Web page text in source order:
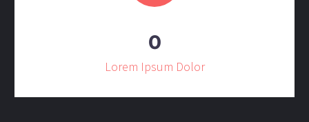
0
Lorem Ipsum Dolor